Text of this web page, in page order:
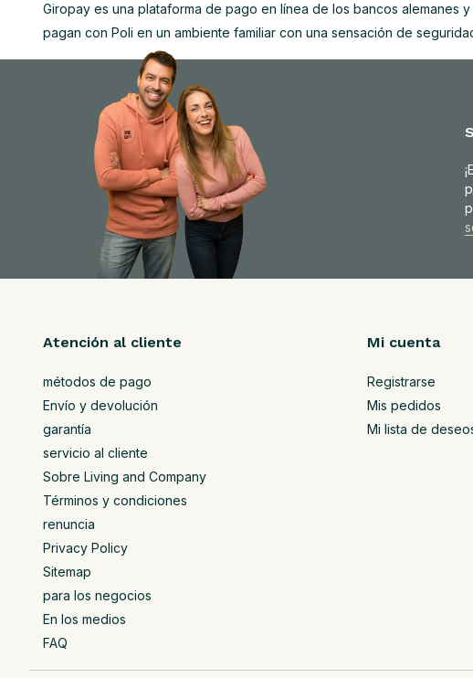
Giropay es una plataforma de pago en línea de los bancos alemanes
pagan con Poli en un ambiente familiar con una sensación de
Atención al cliente
métodos de pago
Envío y devolución
garantía
servicio al cliente
Sobre Living and Company
Términos y condiciones
renuncia
Privacy Policy
Sitemap
para los negocios
En los medios
FAQ
Mi cuenta
Registrarse
Mis pedidos
Mi lista de